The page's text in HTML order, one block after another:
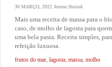
30 MARÇO, 2022 Janina Stasiak
Mais uma receita de massa para o
caso, de molho de lagosta para
uma bela pasta. Receita simples,
refeição luxuosa.
frutos do mar, lagosta, massa, molho